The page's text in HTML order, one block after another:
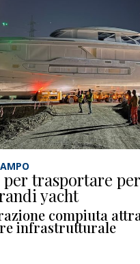
trasportare
yacht
compiuta
infrastrutturale